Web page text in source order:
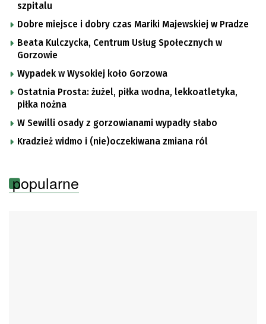
szpitalu
Dobre miejsce i dobry czas Mariki Majewskiej w Pradze
Beata Kulczycka, Centrum Usług Społecznych w
Gorzowie
Wypadek w Wysokiej koło Gorzowa
Ostatnia Prosta: żużel, piłka wodna, lekkoatletyka,
piłka nożna
W Sewilli osady z gorzowianami wypadły słabo
Kradzież widmo i (nie)oczekiwana zmiana ról
popularne